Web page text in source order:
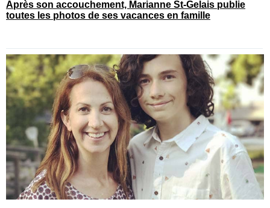
Après son accouchement, Marianne St-Gelais publie
toutes les photos de ses vacances en famille